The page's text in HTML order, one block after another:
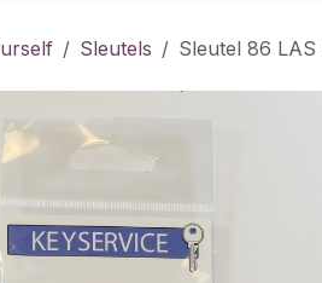
Sleutels Sleutel 86 LAS